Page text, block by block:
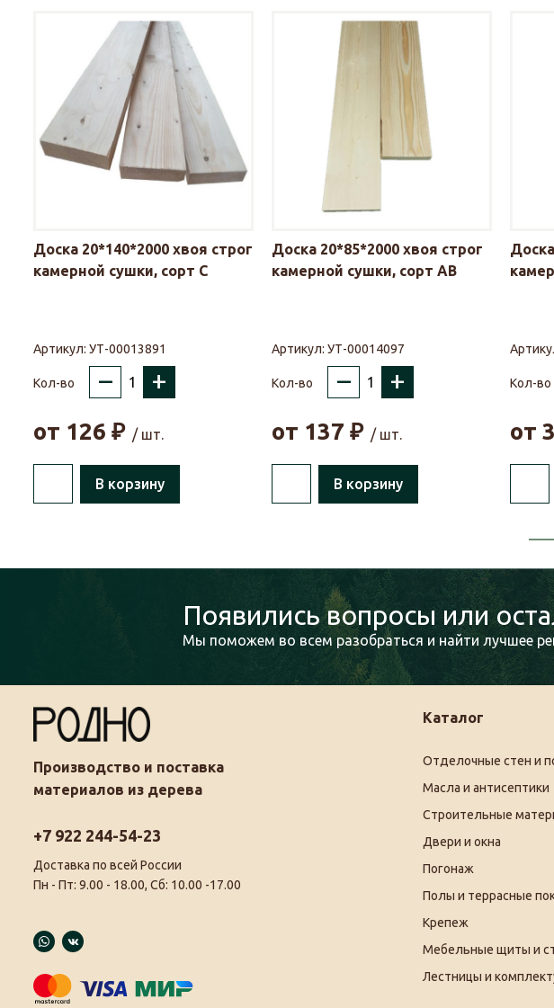
Доска 20*140*2000 хвоя строг
камерной сушки, сорт С
Артикул: УТ-00013891
Кол-во – +
от 126 ₽ / шт.
В корзину
Доска 20*85*2000 хвоя строг
камерной сушки, сорт АВ
Артикул: УТ-00014097
Кол-во – +
от 137 ₽ / шт.
В корзину
Кол-во
от
Появились вопросы или
Мы поможем во всем разобраться и найти лучшее
Производство и поставка
материалов из дерева
+7 922 244-54-23
Доставка по всей России
Пн - Пт: 9.00 - 18.00, Сб: 10.00 -17.00
Каталог
Отделочные стен и
Масла и антисептики
Строительные
Двери и окна
Погонаж
Полы и террасные
Крепеж
Мебельные щиты и
Лестницы и